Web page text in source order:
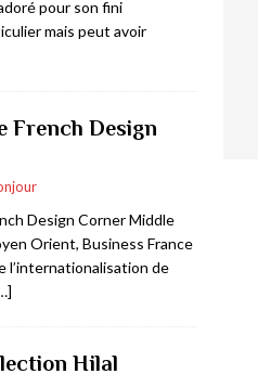
pour son fini
mais peut avoir
French Design
Design Corner Middle
Orient, Business France
l’internationalisation de
Hilal